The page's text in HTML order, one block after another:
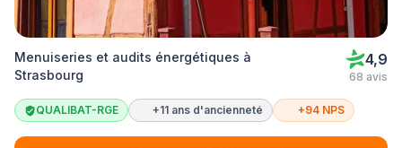
Menuiseries et audits énergétiques à
Strasbourg
4,9
68 avis
QUALIBAT-RGE +11 ans d'ancienneté +94 NPS